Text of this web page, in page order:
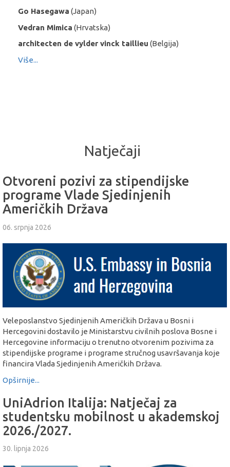
Go Hasegawa (Japan)
Vedran Mimica (Hrvatska)
architecten de vylder vinck taillieu (Belgija)
Više...
Natječaji
Otvoreni pozivi za stipendijske
programe Vlade Sjedinjenih
Američkih Država
06. srpnja 2026
Veleposlanstvo Sjedinjenih Američkih Država u Bosni i
Hercegovini dostavilo je Ministarstvu civilnih poslova Bosne i
Hercegovine informaciju o trenutno otvorenim pozivima za
stipendijske programe i programe stručnog usavršavanja koje
financira Vlada Sjedinjenih Američkih Država.
Opširnije...
UniAdrion Italija: Natječaj za
studentsku mobilnost u akademskoj
2026./2027.
30. lipnja 2026